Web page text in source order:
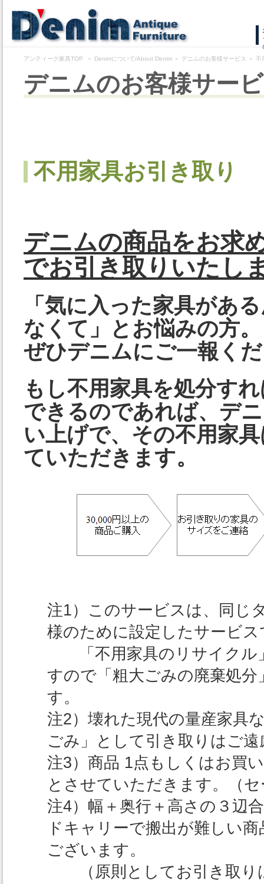
テ
ン
キ
アンティーク家具TOP ＞ Denimについて/About Denim ＞ デニムのお客様サービス ＞ 不
デニムのお客様サー
不用家具お引き取り
デニムの商品をお求
でお引き取りいたし
「気に入った家具があ
なくて」とお悩みの方。
ぜひデニムにご一報く
もし不用家具を処分す
できるのであれば、デ
い上げで、その不用家
ていただきます。
注1）このサービスは、同じ
様のために設定したサービス
「不用家具のリサイクル
すので「粗大ごみの廃棄処
す。
注2）壊れた現代の量産家具
ごみ」として引き取りはご
注3）商品 1点もしくはお買
とさせていただきます。（
注4）幅＋奥行＋高さの３辺
ドキャリーで搬出が難しい
ございます。
（原則としてお引き取り